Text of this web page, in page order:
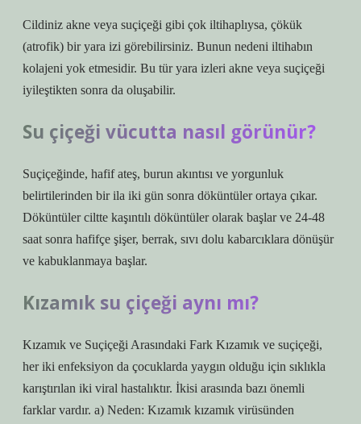
Cildiniz akne veya suçiçeği gibi çok iltihaplıysa, çökük
(atrofik) bir yara izi görebilirsiniz. Bunun nedeni iltihabın
kolajeni yok etmesidir. Bu tür yara izleri akne veya suçiçeği
iyileştikten sonra da oluşabilir.
Su çiçeği vücutta nasıl görünür?
Suçiçeğinde, hafif ateş, burun akıntısı ve yorgunluk
belirtilerinden bir ila iki gün sonra döküntüler ortaya çıkar.
Döküntüler ciltte kaşıntılı döküntüler olarak başlar ve 24-48
saat sonra hafifçe şişer, berrak, sıvı dolu kabarcıklara dönüşür
ve kabuklanmaya başlar.
Kızamık su çiçeği aynı mı?
Kızamık ve Suçiçeği Arasındaki Fark Kızamık ve suçiçeği,
her iki enfeksiyon da çocuklarda yaygın olduğu için sıklıkla
karıştırılan iki viral hastalıktır. İkisi arasında bazı önemli
farklar vardır. a) Neden: Kızamık kızamık virüsünden